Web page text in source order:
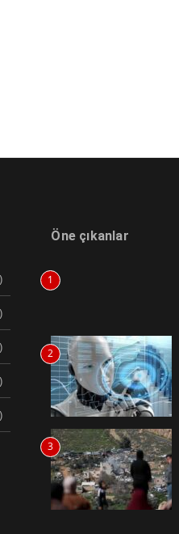
Öne çıkanlar
1
2
3